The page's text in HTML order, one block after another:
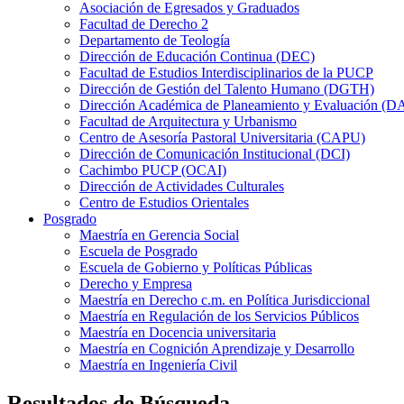
Asociación de Egresados y Graduados
Facultad de Derecho 2
Departamento de Teología
Dirección de Educación Continua (DEC)
Facultad de Estudios Interdisciplinarios de la PUCP
Dirección de Gestión del Talento Humano (DGTH)
Dirección Académica de Planeamiento y Evaluación
Facultad de Arquitectura y Urbanismo
Centro de Asesoría Pastoral Universitaria (CAPU)
Dirección de Comunicación Institucional (DCI)
Cachimbo PUCP (OCAI)
Dirección de Actividades Culturales
Centro de Estudios Orientales
Posgrado
Maestría en Gerencia Social
Escuela de Posgrado
Escuela de Gobierno y Políticas Públicas
Derecho y Empresa
Maestría en Derecho c.m. en Política Jurisdiccional
Maestría en Regulación de los Servicios Públicos
Maestría en Docencia universitaria
Maestría en Cognición Aprendizaje y Desarrollo
Maestría en Ingeniería Civil